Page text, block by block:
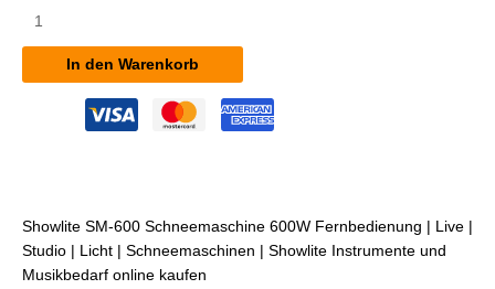
SM-
Schneemaschine
In den Warenkorb
Showlite SM-600 Schneemaschine 600W Fernbedienung | Live |
Studio | Licht | Schneemaschinen | Showlite Instrumente und
Musikbedarf online kaufen